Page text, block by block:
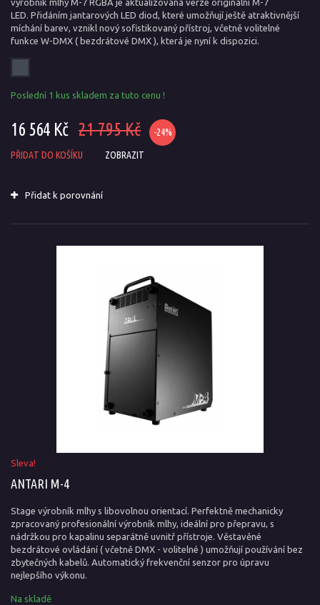
výrobník mlhy M-7 RGBA je aktualizovaná verze originální M-7
LED. Přidáním jantarových LED diod, které umožňují ještě atraktivnější
míchání barev, vznikl nový sofistikovaný přístroj, včetně volitelné
funkce W-DMX ( bezdrátové DMX ), která je nyní k dispozici.
Poslední 1 kus skladem za tuto cenu !
16 564 Kč 21 795 Kč -24%
PŘIDAT DO KOŠÍKU ZOBRAZIT
Přidat k porovnání
Sleva!
ANTARI M-4
Stage výrobník mlhy s libovolnou orientací. Perfektně mechanicky
zpracovaný profesionální výrobník mlhy, ideální pro přepravu, s
nádržkou pro kapalinu separátně uvnitř přístroje. Věstavěné
bezdrátové ovládání ( včetně DMX - volitelné ) umožňují používání bez
zbytečných kabelů. Automatický frekvenční senzor pro úpravu
nejlepšího výkonu.
Na skladě